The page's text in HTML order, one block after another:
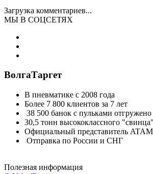
Загрузка комментариев...
МЫ В СОЦСЕТЯХ
ВолгаТаргет
В пневматике с 2008 года
Более 7 800 клиентов за 7 лет
38 500 банок с пульками отгружено
30,5 тонн высококлассного "свинца"
Официальный представитель
Отправка по России и СНГ
Полезная информация